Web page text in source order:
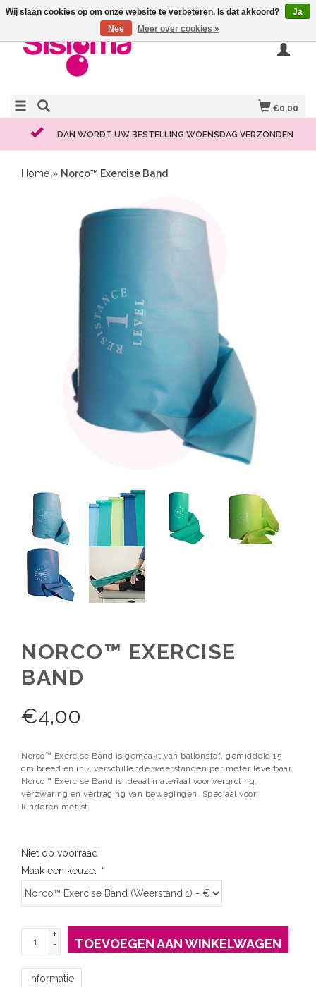
€0,00
DAN WORDT UW BESTELLING WOENSDAG VERZONDEN
Home » Norco™ Exercise Band
NORCO™ EXERCISE
BAND
€4,00
Norco™ Exercise Band is gemaakt van ballonstof, gemiddeld 15
cm breed en in 4 verschillende weerstanden per meter leverbaar.
Norco™ Exercise Band is ideaal materiaal voor vergroting,
verzwaring en vertraging van bewegingen. Speciaal voor
kinderen met st
Niet op voorraad
Maak een keuze: *
+
-
TOEVOEGEN AAN WINKELWAGEN
Informatie
Wij slaan cookies op om onze website te verbeteren. Is dat akkoord?
Ja
Nee
Meer over cookies »